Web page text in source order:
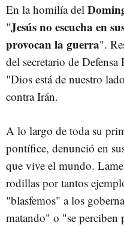
En la homilía del
"Jesús no escucha en
provocan la guerra".
del secretario de
"Dios está de nuestro
contra Irán.
A lo largo de toda su
pontífice, denunció en
que vive el mundo.
rodillas por tantos
"blasfemos" a los
matando" o "se perciben